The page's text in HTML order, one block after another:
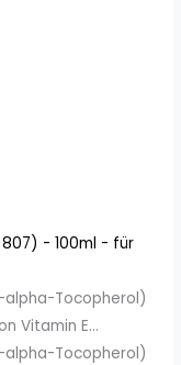
807) - 100ml - für
alpha-Tocopherol)
Vitamin E...
alpha-Tocopherol)